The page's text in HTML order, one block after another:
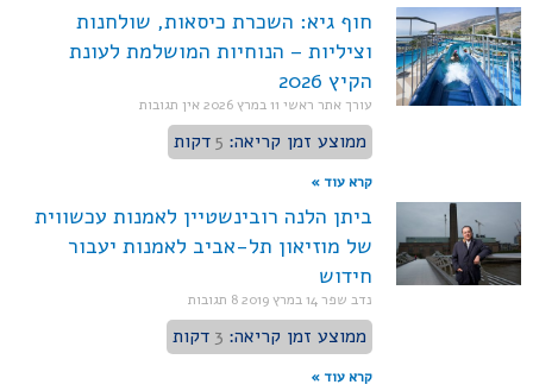
חוף גיא: השכרת כיסאות, שולחנות
וציליות – הנוחיות המושלמת לעונת
הקיץ 2026
עורך אתר ראשי 11 במרץ 2026 אין תגובות
ממוצע זמן קריאה: 5 דקות
קרא עוד »
ביתן הלנה רובינשטיין לאמנות עכשווית
של מוזיאון תל-אביב לאמנות יעבור
חידוש
נדב שפר14 במרץ 2019 8 תגובות
ממוצע זמן קריאה: 3 דקות
קרא עוד »